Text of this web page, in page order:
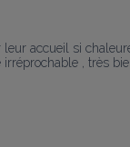
accueil si
, très